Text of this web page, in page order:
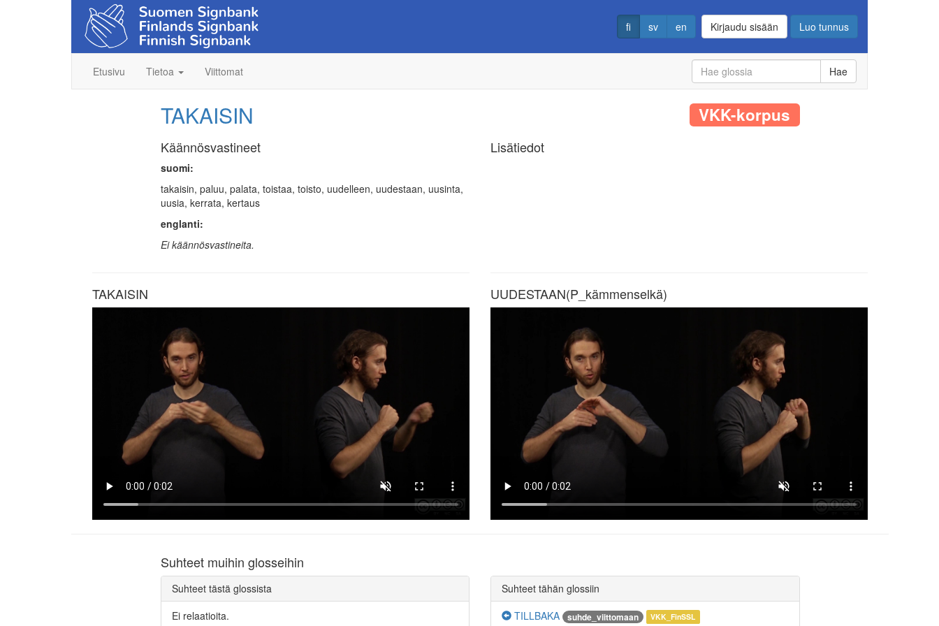
fi sv en Kirjaudu sisään Luo tunnus
Etusivu Tietoa Viittomat Hae
TAKAISIN VKK-korpus
Käännösvastineet
suomi:
takaisin, paluu, palata, toistaa, toisto, uudelleen, uudestaan, uusinta,
uusia, kerrata, kertaus
englanti:
Ei käännösvastineita.
Lisätiedot
TAKAISIN UUDESTAAN(P_kämmenselkä)
Suhteet muihin glosseihin
Suhteet tästä glossista
Ei relaatioita.
Suhteet tähän glossiin
TILLBAKA
suhde_viittomaan VKK_FinSSL